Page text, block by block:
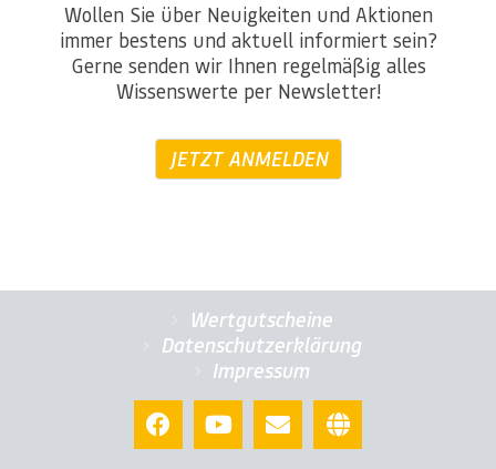
Wollen Sie über Neuigkeiten und Aktionen
immer bestens und aktuell informiert sein?
Gerne senden wir Ihnen regelmäßig alles
Wissenswerte per Newsletter!
JETZT ANMELDEN
Wertgutscheine
Datenschutzerklärung
Impressum